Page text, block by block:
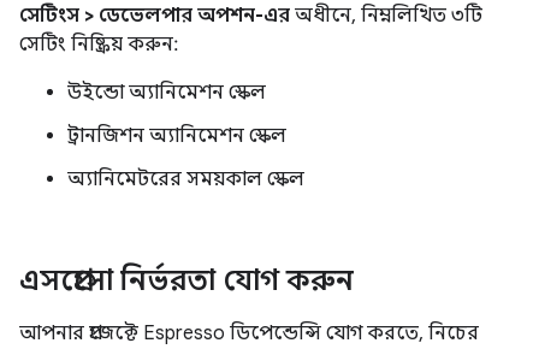
সেটিংস > ডেভেলপার অপশন-এর অধীনে, নিম্নলিখিত ৩টি
সেটিং নিষ্ক্রিয় করুন:
উইন্ডো অ্যানিমেশন স্কেল
ট্রানজিশন অ্যানিমেশন স্কেল
অ্যানিমেটরের সময়কাল স্কেল
এসপ্রেসো নির্ভরতা যোগ করুন
আপনার প্রজেক্টে Espresso ডিপেন্ডেন্সি যোগ করতে, নিচের